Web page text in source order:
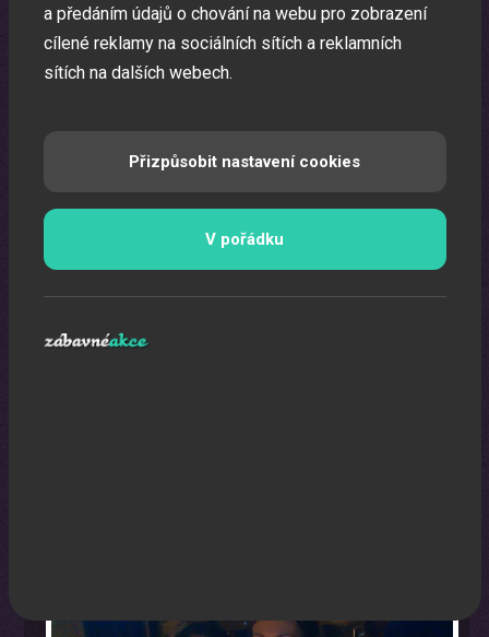
Laser show
a předáním údajů o chování na webu pro zobrazení
cílené reklamy na sociálních sítích a reklamních
sítích na dalších webech.
Přizpůsobit nastavení cookies
V pořádku